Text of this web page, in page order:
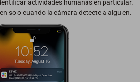
actividades humanas en particular.
solo cuando la cámara detecte a alguien.